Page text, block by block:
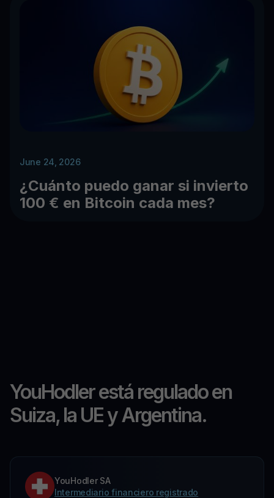
June 24, 2026
¿Cuánto puedo ganar si invierto
100 € en Bitcoin cada mes?
YouHodler está regulado en
Suiza, la UE y Argentina.
YouHodler SA
Intermediario financiero registrado